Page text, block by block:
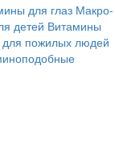
для глаз Макро-
детей Витамины
пожилых людей